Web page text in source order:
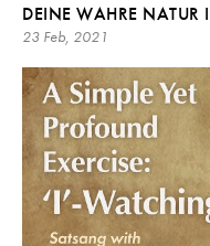
DEINE WAHRE NATUR
23 Feb, 2021